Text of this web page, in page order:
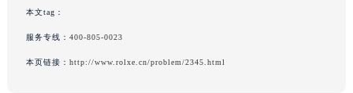
本文tag：
服务专线： 400-805-0023
本页链接： http://www.rolxe.cn/problem/2345.html